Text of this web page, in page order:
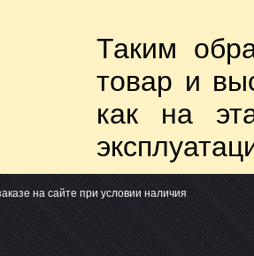
Таким
товар и
как на
на сайте при условии наличия